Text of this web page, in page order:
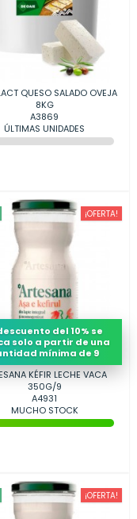
QUESO SALADO OVEJA
8KG
A3869
ÚLTIMAS UNIDADES
del 10% se
solo a partir de una
mínima de 9
¡OFERTA!
KÉFIR LECHE VACA
350G/9
A4931
MUCHO STOCK
¡OFERTA!